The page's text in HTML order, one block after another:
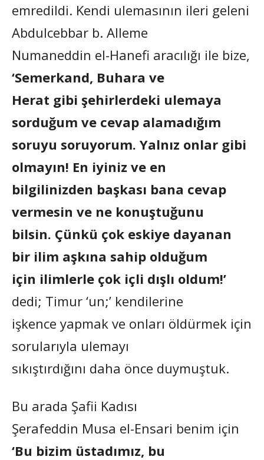
emredildi. Kendi ulemasının ileri geleni
Abdulcebbar b. Alleme
Numaneddin el-Hanefi aracılığı ile bize,
‘Semerkand, Buhara ve
Herat gibi şehirlerdeki ulemaya
sorduğum ve cevap alamadığım
soruyu soruyorum. Yalnız onlar gibi
olmayın! En iyiniz ve en
bilgilinizden başkası bana cevap
vermesin ve ne konuştuğunu
bilsin. Çünkü çok eskiye dayanan
bir ilim aşkına sahip olduğum
için ilimlerle çok içli dışlı oldum!’
dedi; Timur ‘un;’ kendilerine
işkence yapmak ve onları öldürmek için
sorularıyla ulemayı
sıkıştırdığını daha önce duymuştuk.
Bu arada Şafii Kadısı
Şerafeddin Musa el-Ensari benim için
‘Bu bizim üstadımız, bu